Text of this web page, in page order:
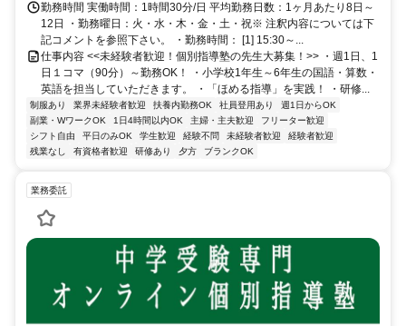
勤務時間 実働時間：1時間30分/日 平均勤務日数：1ヶ月あたり8日～
12日 ・勤務曜日：火・水・木・金・土・祝※ 注釈内容については下
記コメントを参照下さい。 ・勤務時間： [1] 15:30～...
仕事内容 <<未経験者歓迎！個別指導塾の先生大募集！>> ・週1日、1
日１コマ（90分）～勤務OK！ ・小学校1年生～6年生の国語・算数・
英語を担当していただきます。 ・「ほめる指導」を実践！ ・研修...
制服あり 業界未経験者歓迎 扶養内勤務OK 社員登用あり
週1日からOK
副業・WワークOK
1日4時間以内OK 主婦・主夫歓迎
フリーター歓迎
シフト自由
平日のみOK 学生歓迎 経験不問 未経験者歓迎
経験者歓迎
残業なし
有資格者歓迎 研修あり 夕方 ブランクOK
業務委託